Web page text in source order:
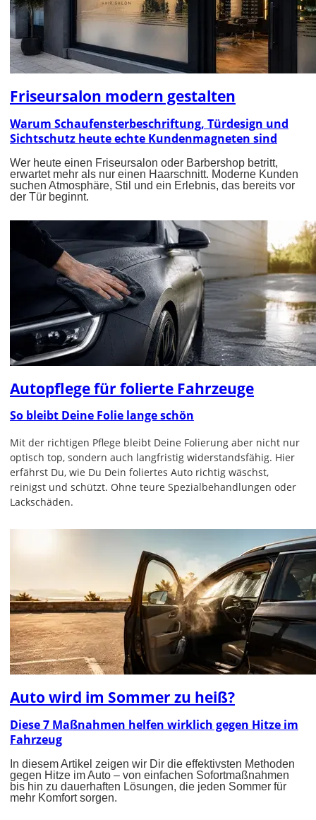
Friseursalon modern gestalten
Warum Schaufensterbeschriftung, Türdesign und
Sichtschutz heute echte Kundenmagneten sind
Wer heute einen Friseursalon oder Barbershop betritt,
erwartet mehr als nur einen Haarschnitt. Moderne Kunden
suchen Atmosphäre, Stil und ein Erlebnis, das bereits vor
der Tür beginnt.
Autopflege für folierte Fahrzeuge
So bleibt Deine Folie lange schön
Mit der richtigen Pflege bleibt Deine Folierung aber nicht nur
optisch top, sondern auch langfristig widerstandsfähig. Hier
erfährst Du, wie Du Dein foliertes Auto richtig wäschst,
reinigst und schützt. Ohne teure Spezialbehandlungen oder
Lackschäden.
Auto wird im Sommer zu heiß?
Diese 7 Maßnahmen helfen wirklich gegen Hitze im
Fahrzeug
In diesem Artikel zeigen wir Dir die effektivsten Methoden
gegen Hitze im Auto – von einfachen Sofortmaßnahmen
bis hin zu dauerhaften Lösungen, die jeden Sommer für
mehr Komfort sorgen.